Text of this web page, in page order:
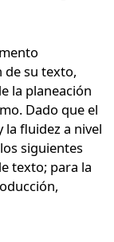
de su texto,
la planeación
Dado que el
fluidez a nivel
siguientes
texto; para la